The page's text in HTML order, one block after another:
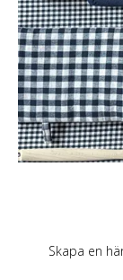
Skapa en